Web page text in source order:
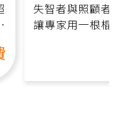
失智者與照顧者
讓專家用一根棍